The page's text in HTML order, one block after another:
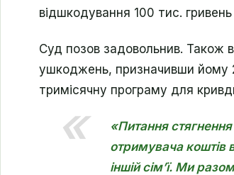
відшкодування 100 тис.
Суд позов задовольнив. Також
ушкоджень, призначивши йому
тримісячну програму для
«Питання
отримувача коштів
іншій сім’ї. Ми